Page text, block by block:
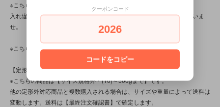
※こちらの商品は店頭でも販売しています。
入れ違いで完売してしまう場合がございます。その際はご容赦くださいま
せ。
※こちらの商品は、中古・ヴィンテージ品です。
【定形外対応商品】
※こちらの商品は【サイズ規格外・(10)～500gまで】です。
他の定形外対応商品と複数購入される場合は、サイズや重量によって送料は
変動します。送料は【最終注文確認書】で確定します。
クーポンコード
2026
コードをコピー